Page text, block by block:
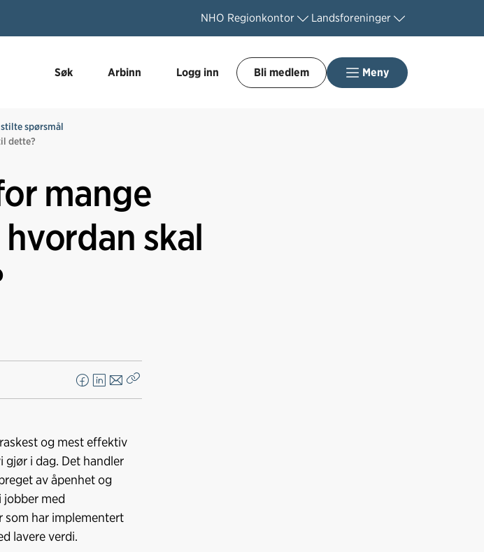
NHO Regionkontor Landsforeninger
Søk Arbinn Logg inn Bli medlem Meny
spørsmål
dette?
mange
skal
F
e
b
o
L
k
I
E
o
s
og mest effektiv
gjør i dag. Det handler
av åpenhet og
jobber med
som har implementert
lavere verdi.